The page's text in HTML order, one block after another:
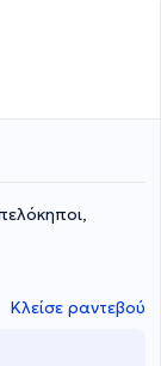
Κλείσε ραντεβού